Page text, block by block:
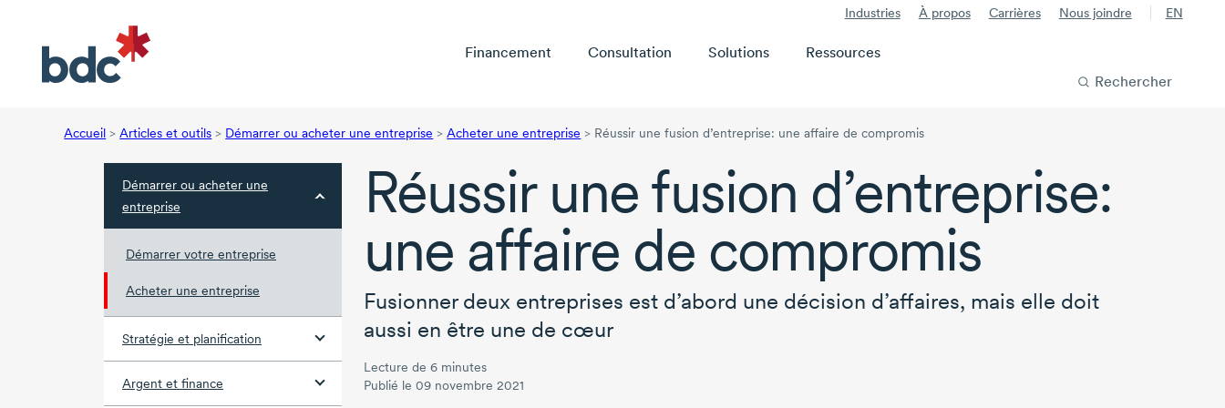
Industries À propos Carrières Nous joindre EN
Financement Consultation Solutions
Ressources
Rechercher
Accueil > Articles et outils > Démarrer ou acheter une entreprise > Acheter une entreprise > Réussir une fusion d’entreprise: une affaire de compromis
Démarrer ou acheter une
entreprise
Démarrer votre entreprise
Acheter une entreprise
Stratégie et planification
Argent et finance
Réussir une fusion d’entreprise:
une affaire de compromis
Fusionner deux entreprises est d’abord une décision d’affaires, mais elle doit
aussi en être une de cœur
Lecture de 6 minutes
Publié le 09 novembre 2021